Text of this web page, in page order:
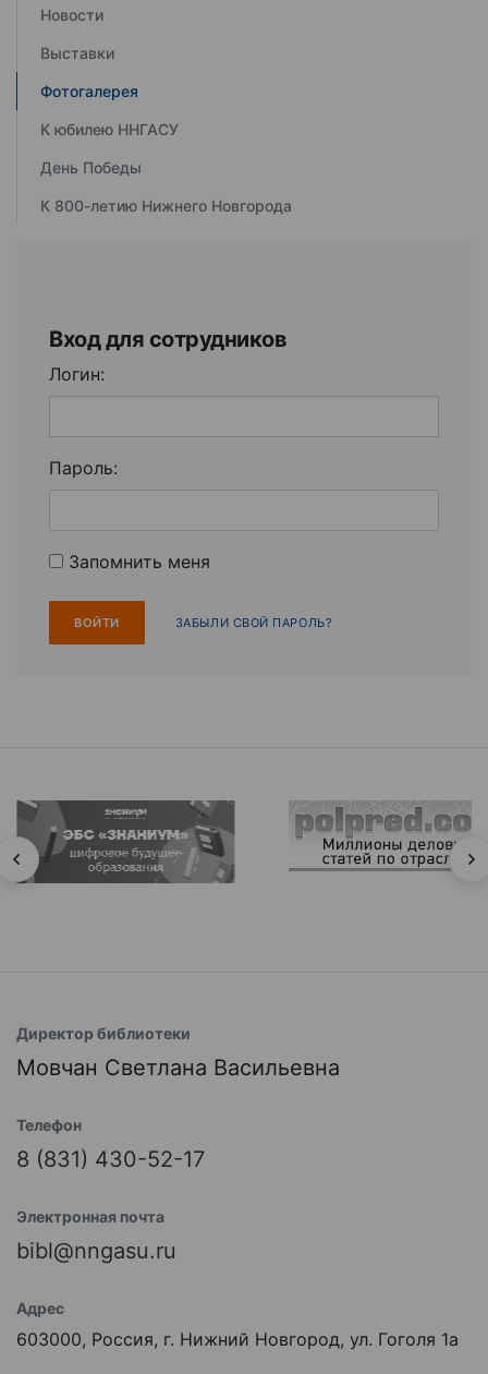
Новости
Выставки
Фотогалерея
К юбилею ННГАСУ
День Победы
К 800-летию Нижнего Новгорода
Вход для сотрудников
Логин:
Пароль:
Запомнить меня
ЗАБЫЛИ СВОЙ ПАРОЛЬ?
Директор библиотеки
Мовчан Светлана Васильевна
Телефон
8 (831) 430-52-17
Электронная почта
bibl@nngasu.ru
Адрес
603000, Россия, г. Нижний Новгород, ул. Гоголя 1а